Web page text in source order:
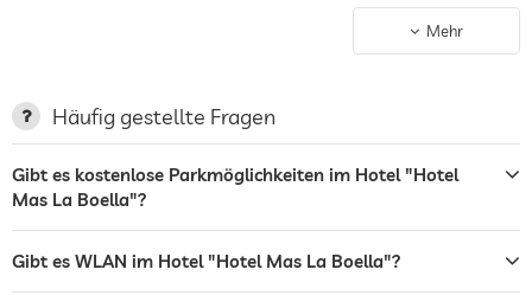
Ladestation für Elektroautos
Wäscheservice
Sonnenliegen
Mehr
Häufig gestellte Fragen
Gibt es kostenlose Parkmöglichkeiten im Hotel "Hotel
Mas La Boella"?
Gibt es WLAN im Hotel "Hotel Mas La Boella"?